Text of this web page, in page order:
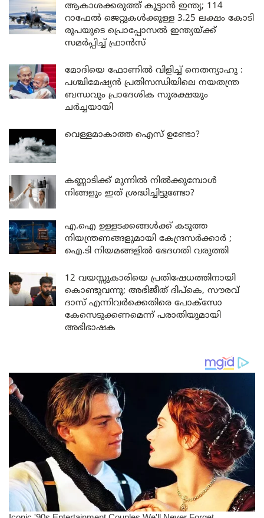
ആകാശക്കരുത്ത് കൂട്ടാൻ ഇന്ത്യ; 114
റാഫേൽ ജെറ്റുകൾക്കുള്ള 3.25 ലക്ഷം കോടി
രൂപയുടെ പ്രൊപ്പോസൽ ഇന്ത്യയ്ക്ക്
സമർപ്പിച്ച് ഫ്രാൻസ്
മോദിയെ ഫോണിൽ വിളിച്ച് നെതന്യാഹു :
പശ്ചിമേഷ്യൻ പ്രതിസന്ധിയിലെ നയതന്ത്ര
ബന്ധവും പ്രാദേശിക സുരക്ഷയും
ചർച്ചയായി
വെള്ളമാകാത്ത ഐസ് ഉണ്ടോ?
കണ്ണാടിക്ക് മുന്നിൽ നിൽക്കുമ്പോൾ
നിങ്ങളും ഇത് ശ്രദ്ധിച്ചിട്ടുണ്ടോ?
എ.ഐ ഉള്ളടക്കങ്ങൾക്ക് കടുത്ത
നിയന്ത്രണങ്ങളുമായി കേന്ദ്രസർക്കാർ ;
ഐ.ടി നിയമങ്ങളിൽ ഭേദഗതി വരുത്തി
12 വയസ്സുകാരിയെ പ്രതിഷേധത്തിനായി
കൊണ്ടുവന്നു; അഭിജീത് ദിപ്കെ, സൗരവ്
ദാസ് എന്നിവർക്കെതിരെ പോക്സോ
കേസെടുക്കണമെന്ന് പരാതിയുമായി
അഭിഭാഷക